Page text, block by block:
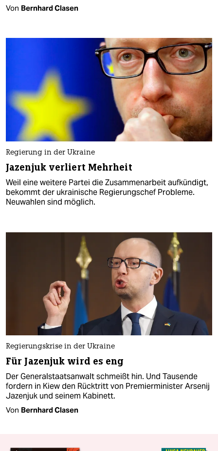
Von Bernhard Clasen
Regierung in der Ukraine
Jazenjuk verliert Mehrheit
Weil eine weitere Partei die Zusammenarbeit aufkündigt,
bekommt der ukrainische Regierungschef Probleme.
Neuwahlen sind möglich.
Regierungskrise in der Ukraine
Für Jazenjuk wird es eng
Der Generalstaatsanwalt schmeißt hin. Und Tausende
fordern in Kiew den Rücktritt von Premierminister Arsenij
Jazenjuk und seinem Kabinett.
Von Bernhard Clasen